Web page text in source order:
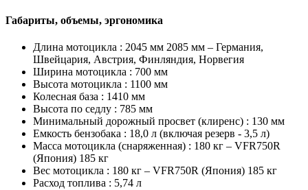
Габариты, объемы, эргономика
Длина мотоцикла : 2045 мм 2085 мм – Германия,
Швейцария, Австрия, Финляндия, Норвегия
Ширина мотоцикла : 700 мм
Высота мотоцикла : 1100 мм
Колесная база : 1410 мм
Высота по седлу : 785 мм
Минимальный дорожный просвет (клиренс) : 130 мм
Емкость бензобака : 18,0 л (включая резерв - 3,5 л)
Масса мотоцикла (снаряженная) : 180 кг – VFR750R
(Япония) 185 кг
Вес мотоцикла : 180 кг – VFR750R (Япония) 185 кг
Расход топлива : 5,74 л